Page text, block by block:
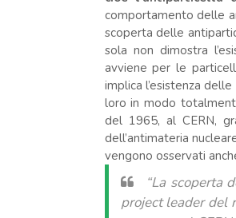
comportamento delle
scoperta delle
sola non dimostra
avviene per le
implica l’esistenza
loro in modo
del 1965, al CERN,
dell’antimateria
vengono osservati
“La scoperta
project leader del